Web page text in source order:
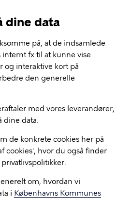
dine data
på, at de indsamlede
fx til at kunne vise
og interaktive kort på
den generelle
med vores leverandører,
dine data.
de konkrete cookies her på
cookies', hvor du også finder
om, hvordan vi
i Københavns Kommunes